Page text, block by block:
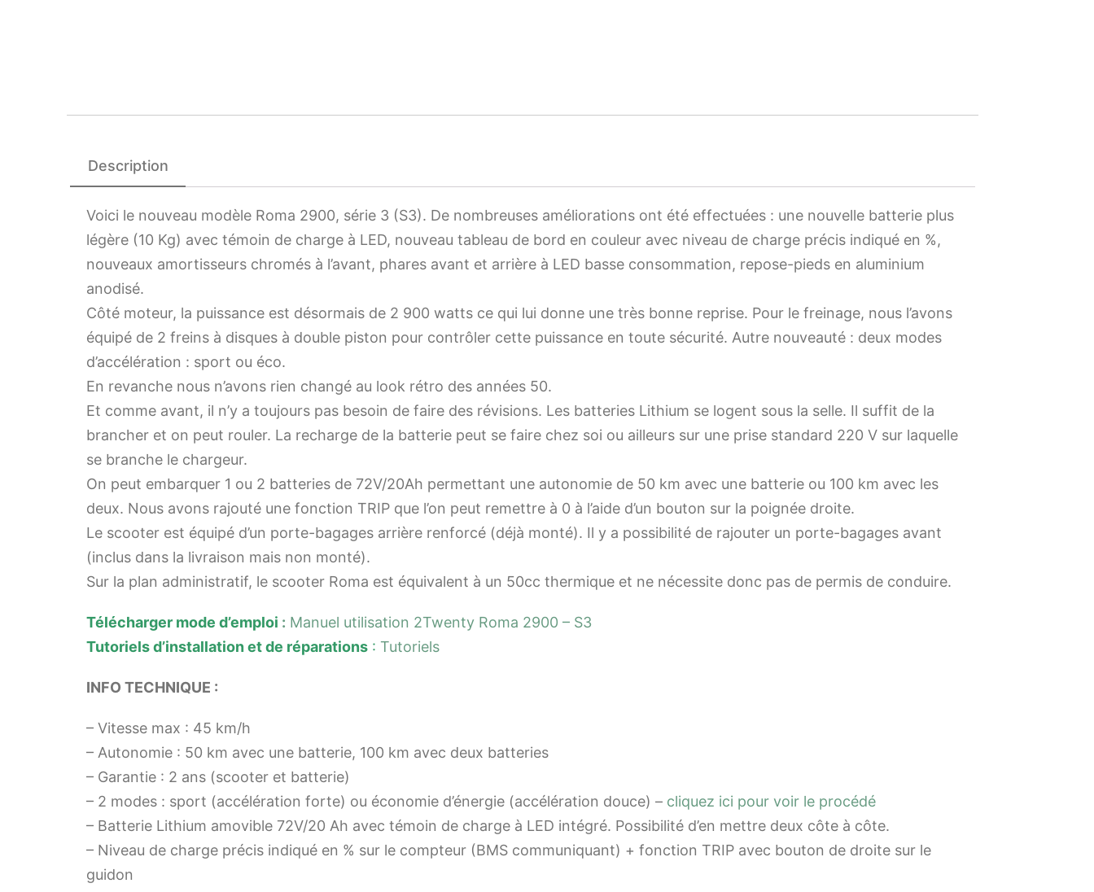
Description
Voici le nouveau modèle Roma 2900, série 3 (S3). De nombreuses améliorations ont été effectuées : une nouvelle batterie plus
légère (10 Kg) avec témoin de charge à LED, nouveau tableau de bord en couleur avec niveau de charge précis indiqué en %,
nouveaux amortisseurs chromés à l’avant, phares avant et arrière à LED basse consommation, repose-pieds en aluminium
anodisé.
Côté moteur, la puissance est désormais de 2 900 watts ce qui lui donne une très bonne reprise. Pour le freinage, nous l’avons
équipé de 2 freins à disques à double piston pour contrôler cette puissance en toute sécurité. Autre nouveauté : deux modes
d’accélération : sport ou éco.
En revanche nous n’avons rien changé au look rétro des années 50.
Et comme avant, il n’y a toujours pas besoin de faire des révisions. Les batteries Lithium se logent sous la selle. Il suffit de la
brancher et on peut rouler. La recharge de la batterie peut se faire chez soi ou ailleurs sur une prise standard 220 V sur laquelle
se branche le chargeur.
On peut embarquer 1 ou 2 batteries de 72V/20Ah permettant une autonomie de 50 km avec une batterie ou 100 km avec les
deux. Nous avons rajouté une fonction TRIP que l’on peut remettre à 0 à l’aide d’un bouton sur la poignée droite.
Le scooter est équipé d’un porte-bagages arrière renforcé (déjà monté). Il y a possibilité de rajouter un porte-bagages avant
(inclus dans la livraison mais non monté).
Sur la plan administratif, le scooter Roma est équivalent à un 50cc thermique et ne nécessite donc pas de permis de conduire.
Télécharger mode d’emploi : Manuel utilisation 2Twenty Roma 2900 – S3
Tutoriels d’installation et de réparations : Tutoriels
INFO TECHNIQUE :
– Vitesse max : 45 km/h
– Autonomie : 50 km avec une batterie, 100 km avec deux batteries
– Garantie : 2 ans (scooter et batterie)
– 2 modes : sport (accélération forte) ou économie d’énergie (accélération douce) – cliquez ici pour voir le procédé
– Batterie Lithium amovible 72V/20 Ah avec témoin de charge à LED intégré. Possibilité d’en mettre deux côte à côte.
– Niveau de charge précis indiqué en % sur le compteur (BMS communiquant) + fonction TRIP avec bouton de droite sur le
guidon